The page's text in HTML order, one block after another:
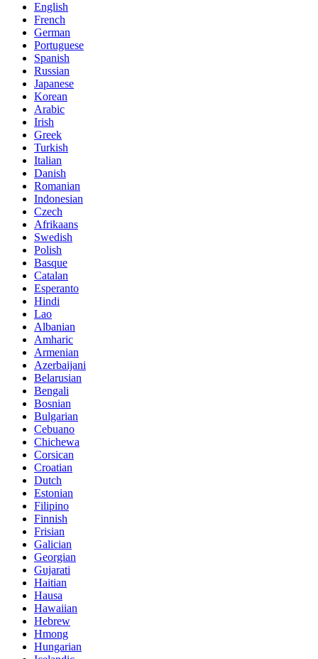
English
French
German
Portuguese
Spanish
Russian
Japanese
Korean
Arabic
Irish
Greek
Turkish
Italian
Danish
Romanian
Indonesian
Czech
Afrikaans
Swedish
Polish
Basque
Catalan
Esperanto
Hindi
Lao
Albanian
Amharic
Armenian
Azerbaijani
Belarusian
Bengali
Bosnian
Bulgarian
Cebuano
Chichewa
Corsican
Croatian
Dutch
Estonian
Filipino
Finnish
Frisian
Galician
Georgian
Gujarati
Haitian
Hausa
Hawaiian
Hebrew
Hmong
Hungarian